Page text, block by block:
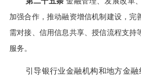
加强合作，推动融资增信机制建设，完
需对接、信用信息共享、授信流程支持
服务。
引导银行业金融机构和地方金融